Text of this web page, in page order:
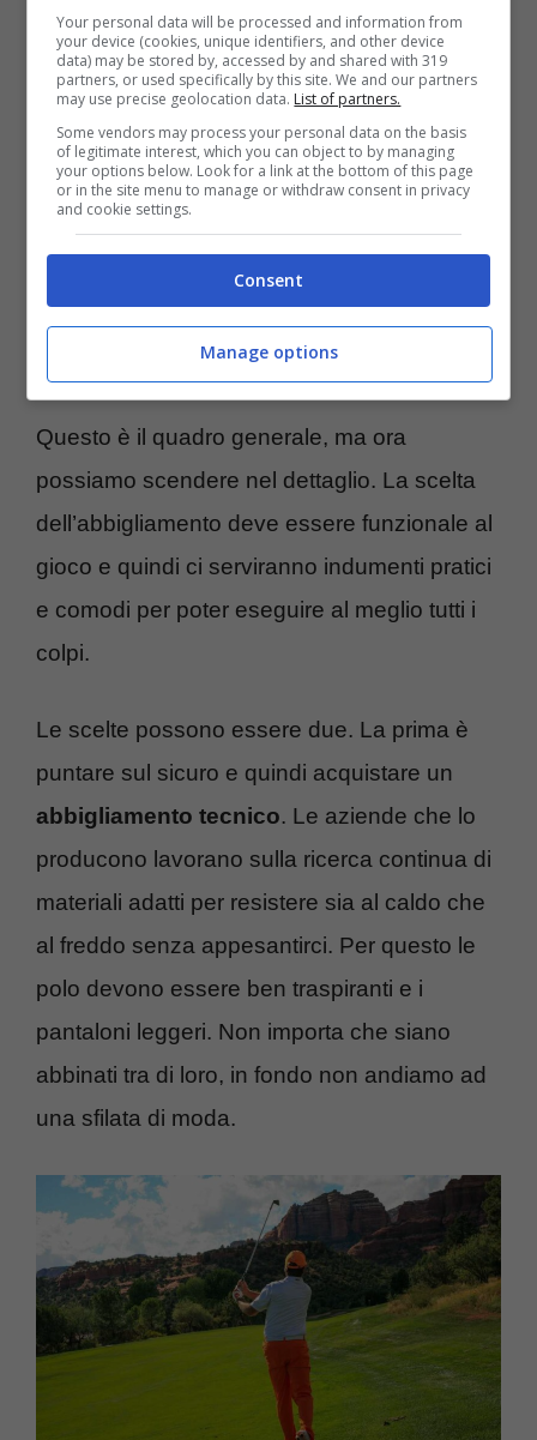
pantaloni di stile classico ma anche bermuda
che arrivino almeno al ginocchio, calze e
scarpe da golf, oltre ai guanti e al cappellino
chenon è un obbligo ma funziona.
Il miglior abbigliamento per
il Golf: quello che non deve
assolutamente mancare
Questo è il quadro generale, ma ora
possiamo scendere nel dettaglio. La scelta
dell’abbigliamento deve essere funzionale al
gioco e quindi ci serviranno indumenti pratici
e comodi per poter eseguire al meglio tutti i
colpi.
Le scelte possono essere due. La prima è
puntare sul sicuro e quindi acquistare un
abbigliamento tecnico. Le aziende che lo
producono lavorano sulla ricerca continua di
materiali adatti per resistere sia al caldo che
al freddo senza appesantirci. Per questo le
polo devono essere ben traspiranti e i
pantaloni leggeri. Non importa che siano
abbinati tra di loro, in fondo non andiamo ad
una sfilata di moda.
Your personal data will be processed and information from
your device (cookies, unique identifiers, and other device
data) may be stored by, accessed by and shared with 319
partners, or used specifically by this site. We and our partners
may use precise geolocation data. List of partners.
Some vendors may process your personal data on the basis
of legitimate interest, which you can object to by managing
your options below. Look for a link at the bottom of this page
or in the site menu to manage or withdraw consent in privacy
and cookie settings.
Consent
Manage options